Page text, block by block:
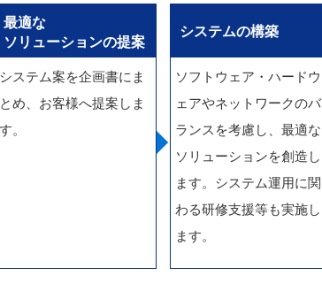
最適な
ソリューションの提案
システム案を企画書にま
とめ、お客様へ提案しま
す。
システムの構築
ソフトウェア・ハードウ
ェアやネットワークのバ
ランスを考慮し、最適な
ソリューションを創造し
ます。システム運用に関
わる研修支援等も実施し
ます。